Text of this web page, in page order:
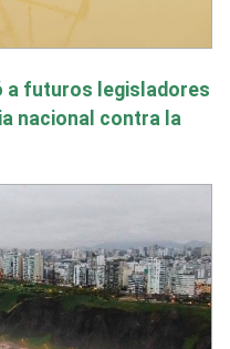
a futuros legisladores
nacional contra la